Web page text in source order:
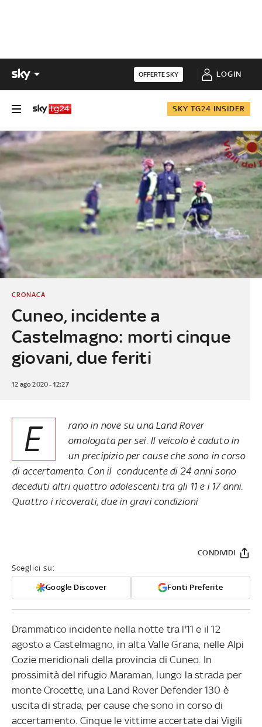
OFFERTE SKY LOGIN
SKY TG24 INSIDER
Cuneo, incidente a
Castelmagno: morti cinque
giovani, due feriti
CRONACA
12 ago 2020 - 12:27
E
rano in nove su una Land Rover
omologata per sei. Il veicolo è caduto in
un precipizio per cause che sono in corso
di accertamento. Con il conducente di 24 anni sono
deceduti altri quattro adolescenti tra gli 11 e i 17 anni.
Quattro i ricoverati, due in gravi condizioni
Sceglici su:
Google Discover Fonti Preferite
CONDIVIDI
Drammatico incidente nella notte tra l'11 e il 12
agosto a Castelmagno, in alta Valle Grana, nelle Alpi
Cozie meridionali della provincia di Cuneo. In
prossimità del rifugio Maraman, lungo la strada per
monte Crocette, una Land Rover Defender 130 è
uscita di strada, per cause che sono in corso di
accertamento. Cinque le vittime accertate dai Vigili